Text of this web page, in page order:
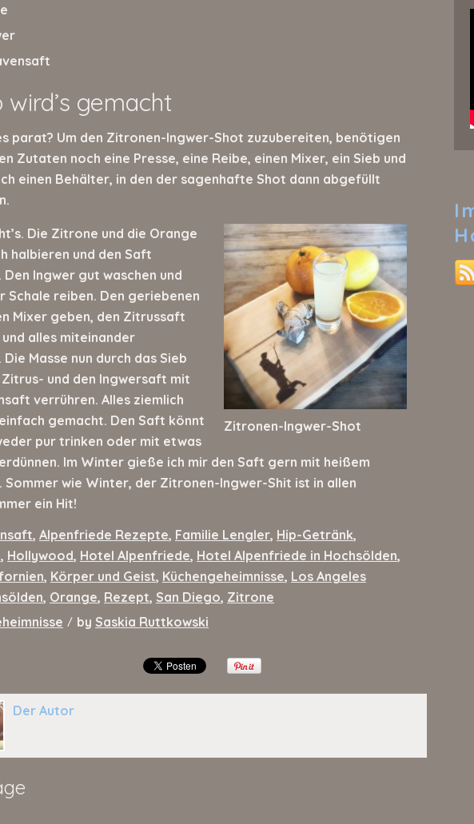
wird’s gemacht
parat? Um den Zitronen-Ingwer-Shot zuzubereiten, benötigen
Zutaten noch eine Presse, eine Reibe, einen Mixer, ein Sieb und
einen Behälter, in den der sagenhafte Shot dann abgefüllt
Zitronen-Ingwer-Shot
Die Zitrone und die Orange
halbieren und den Saft
Den Ingwer gut waschen und
Schale reiben. Den geriebenen
Mixer geben, den Zitrussaft
alles miteinander
Masse nun durch das Sieb
Zitrus- und den Ingwersaft mit
verrühren. Alles ziemlich
gemacht. Den Saft könnt
pur trinken oder mit etwas
Im Winter gieße ich mir den Saft gern mit heißem
Sommer wie Winter, der Zitronen-Ingwer-Shit ist in allen
ein Hit!
, Alpenfriede Rezepte, Familie Lengler, Hip-Getränk,
, Hollywood, Hotel Alpenfriede, Hotel Alpenfriede in Hochsölden,
, Körper und Geist, Küchengeheimnisse, Los Angeles
, Orange, Rezept, San Diego, Zitrone
/ by Saskia Ruttkowski
Der Autor